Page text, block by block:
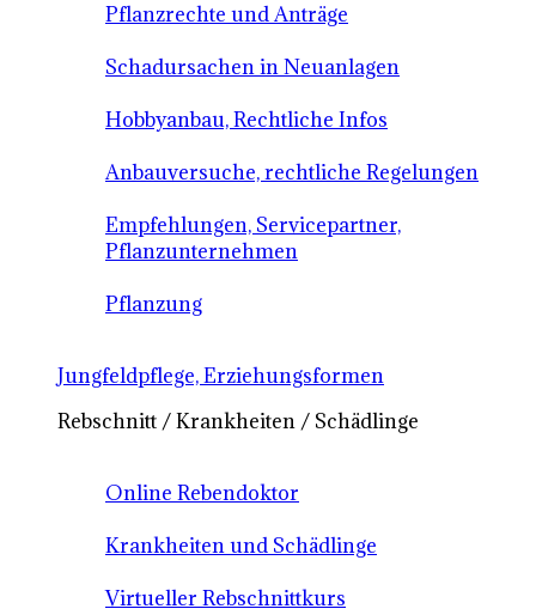
Pflanzrechte und Anträge
Schadursachen in Neuanlagen
Hobbyanbau, Rechtliche Infos
Anbauversuche, rechtliche Regelungen
Empfehlungen, Servicepartner,
Pflanzunternehmen
Pflanzung
Jungfeldpflege, Erziehungsformen
Rebschnitt / Krankheiten / Schädlinge
Online Rebendoktor
Krankheiten und Schädlinge
Virtueller Rebschnittkurs